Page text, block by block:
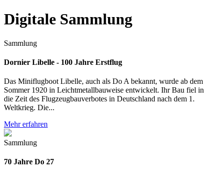
Digitale Sammlung
Sammlung
Dornier Libelle - 100 Jahre Erstflug
Das Miniflugboot Libelle, auch als Do A bekannt, wurde ab dem
Sommer 1920 in Leichtmetallbauweise entwickelt. Ihr Bau fiel in
die Zeit des Flugzeugbauverbotes in Deutschland nach dem 1.
Weltkrieg. Die...
Mehr erfahren
Sammlung
70 Jahre Do 27